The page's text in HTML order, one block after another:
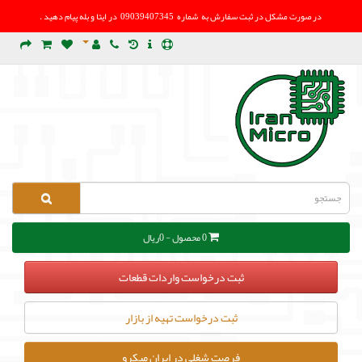
در صورت مشکل درثبت سفارش به شماره 09039407345 در ایتا و بله پیام دهید .
0 محصول - 0ریال
ثبت درخواست واردات قطعات
ثبت درخواست تهیه از بازار
فرصت شغلی در ایران میکرو